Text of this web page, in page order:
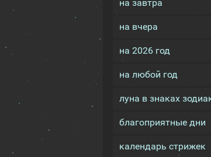
на завтра
на вчера
на 2026 год
на любой год
луна в знаках
благоприятные дни
календарь стрижек